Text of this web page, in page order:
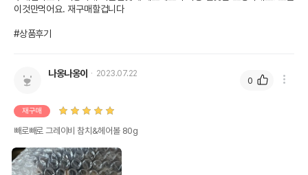
이것만먹어요. 재구매할겁니다
#상품후기
나옹나옹이 2023.07.22
재구매
빼로빼로 그레이비 참치&헤어볼 80g
0